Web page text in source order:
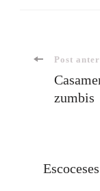
Post
zumbis